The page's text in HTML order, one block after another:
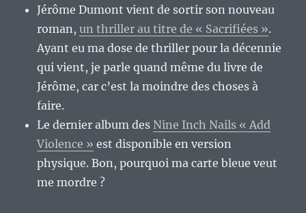
Jérôme Dumont vient de sortir son nouveau
roman,un thriller au titre de « Sacrifiées ».
Ayant eu ma dose de thriller pour la décennie
qui vient, je parle quand même du livre de
Jérôme, car c’est la moindre des choses à
faire.
Le dernier album des Nine Inch Nails « Add
Violence » est disponible en version
physique. Bon, pourquoi ma carte bleue veut
me mordre ?